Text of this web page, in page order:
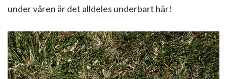
under våren är det alldeles underbart här!